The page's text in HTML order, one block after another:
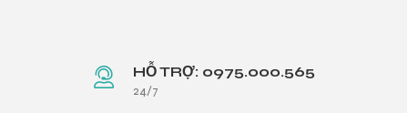
HỖ TRỢ: 0975.000.565
24/7